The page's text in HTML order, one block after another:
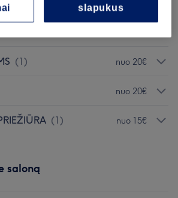
- Paslaugas Atlieka
nuo 15€
(1) nuo 20€
nuo 20€
(1) nuo 15€
saloną
slapukus